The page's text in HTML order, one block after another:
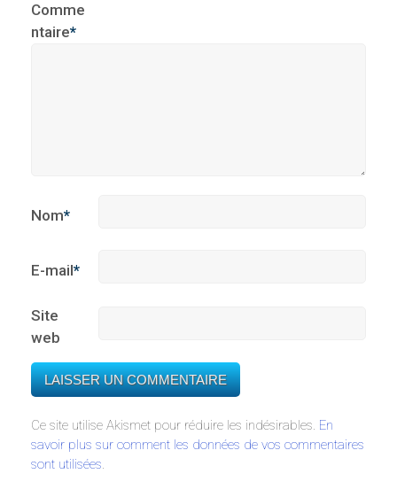
Comme
ntaire*
Nom*
E-mail*
Site
web
Ce site utilise Akismet pour réduire les indésirables. En
savoir plus sur comment les données de vos commentaires
sont utilisées.